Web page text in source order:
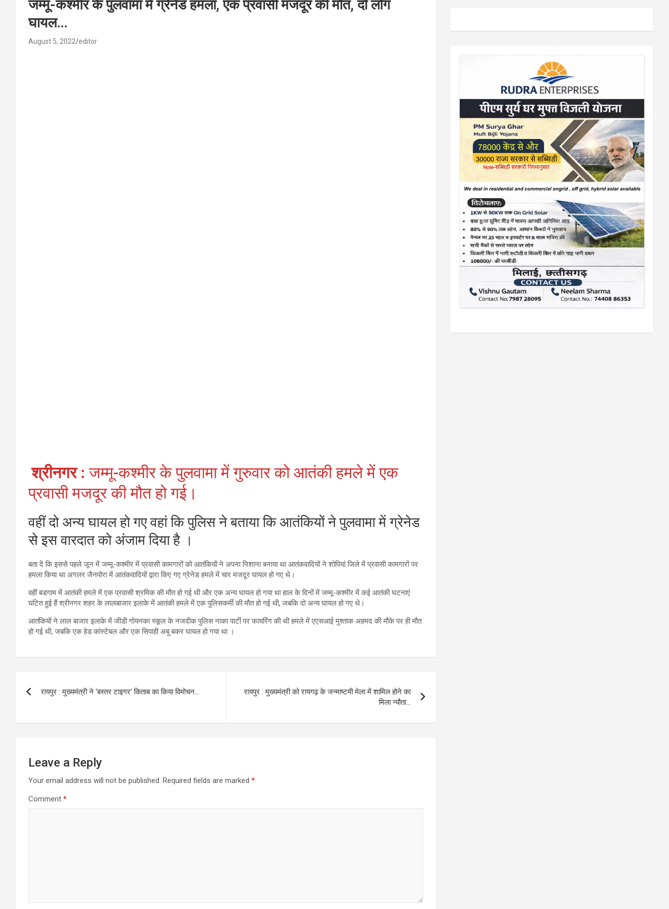
जम्मू-कश्मीर के पुलवामा में ग्रेनेड हमला, एक प्रवासी मजदूर की मौत, दो लोग
घायल…
August 5, 2022 editor
श्रीनगर :जम्मू-कश्मीर के पुलवामा में गुरुवार को आतंकी हमले में एक
प्रवासी मजदूर की मौत हो गई।
वहीं दो अन्य घायल हो गए वहां कि पुलिस ने बताया कि आतंकियों ने पुलवामा में ग्रेनेड
से इस वारदात को अंजाम दिया है ।
बता दें कि इससे पहले जून में जम्मू-कश्मीर में प्रवासी कामगारों को आतंकियों ने अपना निशाना बनाया था आतंकवादियों ने शोपियां जिले में प्रवासी कामगारों पर
हमला किया था अगलर जैनपोरा में आतंकवादियों द्वारा किए गए ग्रेनेड हमले में चार मजदूर घायल हो गए थे।
वहीं बडगाम में आतंकी हमले में एक प्रवासी श्रमिक की मौत हो गई थी और एक अन्य घायल हो गया था हाल के दिनों में जम्‍मू-कश्‍मीर में कई आतंकी घटनाएं
घटित हुई हैं श्रीनगर शहर के लालबाजार इलाके में आतंकी हमले में एक पुलिसकर्मी की मौत हो गई थी, जबकि दो अन्‍य घायल हो गए थे।
आतंकियों ने लाल बाजार इलाके में जीडी गोयनका स्‍कूल के नजदीक पुलिस नाका पार्टी पर फायरिंग की थी हमले में एएसआई मुश्‍ताक अहमद की मौके पर ही मौत
हो गई थी, जबकि एक हेड कांस्‍टेबल और एक सिपाही अबु बकर घायल हो गया था ।
navigation
रायपुर : मुख्यमंत्री ने ‘बस्तर टाइगर‘ किताब का किया विमोचन…
रायपुर : मुख्यमंत्री को रायगढ़ के जन्माष्टमी मेला में शामिल होने का
मिला न्यौता…
Leave a Reply
Your email address will not be published. Required fields are marked *
Comment *